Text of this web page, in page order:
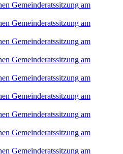
Gemeinderatssitzung am
Gemeinderatssitzung am
Gemeinderatssitzung am
Gemeinderatssitzung am
Gemeinderatssitzung am
Gemeinderatssitzung am
Gemeinderatssitzung am
Gemeinderatssitzung am
Gemeinderatssitzung am